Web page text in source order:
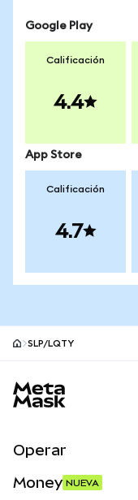
Google Play
Calificación
4.4
App Store
Calificación
4.7
SLP/LQTY
Operar
Money NUEVA